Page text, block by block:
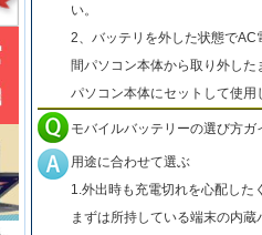
い。
2、バッテリを外した状態で
間パソコン本体から取り外し
パソコン本体にセットして使用
モバイルバッテリーの選び方ガ
用途に合わせて選ぶ
1.外出時も充電切れを心配した
まずは所持している端末の内蔵